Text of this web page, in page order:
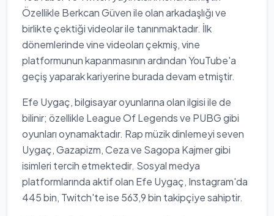
Özellikle Berkcan Güven ile olan arkadaşlığı ve
birlikte çektiği videolar ile tanınmaktadır. İlk
dönemlerinde vine videoları çekmiş, vine
platformunun kapanmasının ardından YouTube'a
geçiş yaparak kariyerine burada devam etmiştir.
Efe Uygaç, bilgisayar oyunlarına olan ilgisi ile de
bilinir; özellikle League Of Legends ve PUBG gibi
oyunları oynamaktadır. Rap müzik dinlemeyi seven
Uygaç, Gazapizm, Ceza ve Sagopa Kajmer gibi
isimleri tercih etmektedir. Sosyal medya
platformlarında aktif olan Efe Uygaç, Instagram'da
445 bin, Twitch'te ise 563,9 bin takipçiye sahiptir.